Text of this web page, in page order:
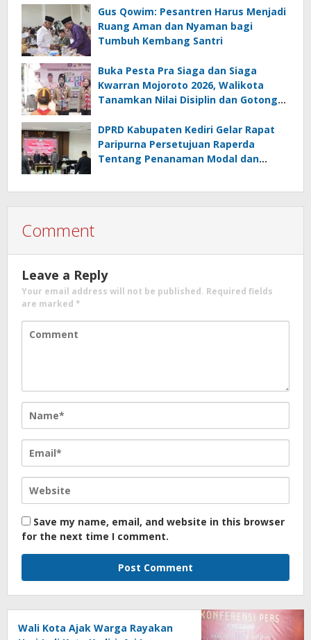
Gus Qowim: Pesantren Harus Menjadi
Ruang Aman dan Nyaman bagi
Tumbuh Kembang Santri
Buka Pesta Pra Siaga dan Siaga
Kwarran Mojoroto 2026, Walikota
Tanamkan Nilai Disiplin dan Gotong
DPRD Kabupaten Kediri Gelar Rapat
Paripurna Persetujuan Raperda
Tentang Penanaman Modal dan
Comment
Leave a Reply
Your email address will not be published. Required fields
are marked *
Save my name, email, and website in this browser
for the next time I comment.
Wali Kota Ajak Warga Rayakan